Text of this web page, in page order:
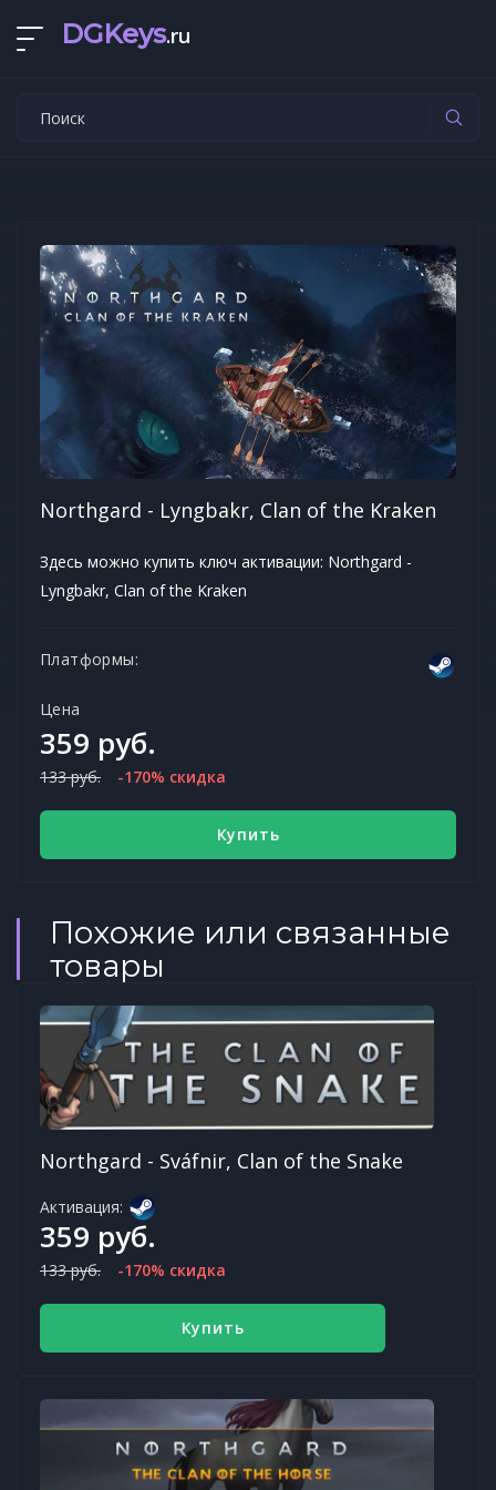
DGKeys.ru
Northgard - Lyngbakr, Clan of the Kraken
Здесь можно купить ключ активации: Northgard -
Lyngbakr, Clan of the Kraken
Платформы:
Цена
359 руб.
133 руб. -170% скидка
Купить
Похожие или связанные
товары
Northgard - Sváfnir, Clan of the Snake
Активация:
359 руб.
133 руб. -170% скидка
Купить